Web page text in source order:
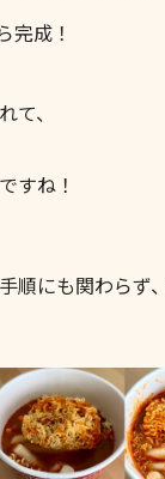
完成！
て、
すね！
順にも関わらず